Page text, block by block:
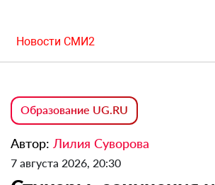
Новости СМИ2
Образование UG.RU
Автор: Лилия Суворова
7 августа 2026, 20:30